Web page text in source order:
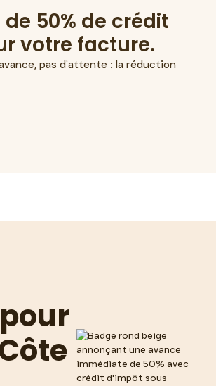
50% de crédit
votre facture.
pas d’attente : la réduction